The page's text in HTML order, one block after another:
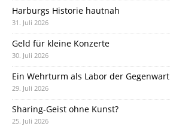
Harburgs Historie hautnah
31. Juli 2026
Geld für kleine Konzerte
30. Juli 2026
Ein Wehrturm als Labor der Gegenwart
29. Juli 2026
Sharing-Geist ohne Kunst?
25. Juli 2026